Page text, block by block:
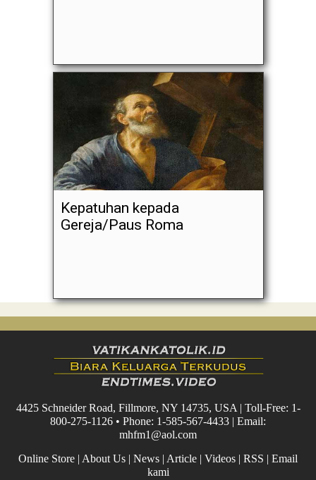
Kepatuhan kepada
Gereja/Paus Roma
4425 Schneider Road, Fillmore, NY 14735, USA | Toll-Free: 1-
800-275-1126 • Phone: 1-585-567-4433 | Email:
mhfm1@aol.com
Online Store | About Us | News | Article | Videos | RSS | Email
kami